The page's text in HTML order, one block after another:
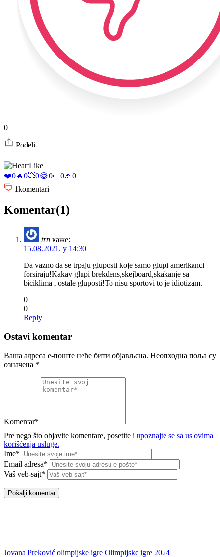
0
Podeli
Like
❤️0🔥0💥0😂0👀0🎉0
1komentari
Komentar(1)
trn каже:
15.08.2021. у 14:30
Da vazno da se trpaju gluposti koje samo glupi amerikanci
forsiraju!Kakav glupi brekdens,skejboard,skakanje sa
biciklima i ostale gluposti!To nisu sportovi to je idiotizam.
0
0
Reply
Ostavi komentar
Ваша адреса е-поште неће бити објављена. Неопходна поља су
означена *
Komentar*
Pre nego što objavite komentare, posetite i upoznajte se sa uslovima
korišćenja usluge.
Ime*
Email adresa*
Vaš veb-sajt*
Jovana Preković olimpijske igre Olimpijske igre 2024